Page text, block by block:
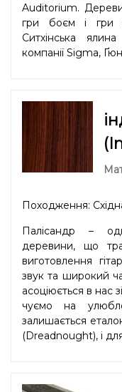
Auditorium.
гри боєм і гри
Ситхінська
компанії Sigma,
Походження:
Палісандр –
деревини, що
виготовлення
звук та широкий
асоціюється в нас
чуємо на
залишається
(Dreadnought), і